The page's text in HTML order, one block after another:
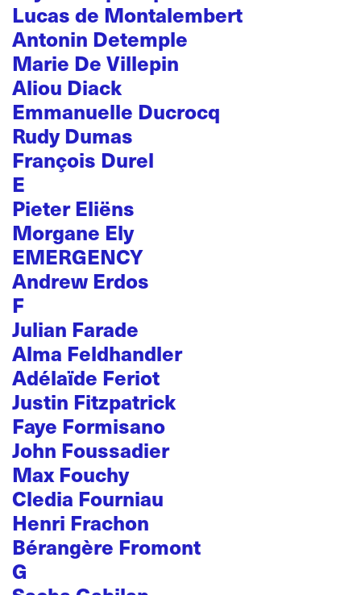
Lucas de Montalembert
Antonin Detemple
Marie De Villepin
Aliou Diack
Emmanuelle Ducrocq
Rudy Dumas
François Durel
E
Pieter Eliëns
Morgane Ely
EMERGENCY
Andrew Erdos
F
Julian Farade
Alma Feldhandler
Adélaïde Feriot
Justin Fitzpatrick
Faye Formisano
John Foussadier
Max Fouchy
Cledia Fourniau
Henri Frachon
Bérangère Fromont
G